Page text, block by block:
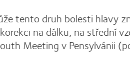
tento druh bolesti hlavy
na dálku, na střední
Meeting v Pensylvánii